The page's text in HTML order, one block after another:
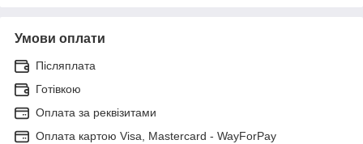
Умови оплати
Післяплата
Готівкою
Оплата за реквізитами
Оплата картою Visa, Mastercard - WayForPay